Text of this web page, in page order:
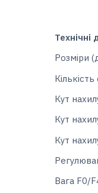
Технічні
Розміри
Кут
Кут
Кут
Вага F0/